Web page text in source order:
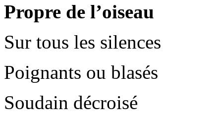
Propre de l’oiseau
Sur tous les silences
Poignants ou blasés
Soudain décroisé